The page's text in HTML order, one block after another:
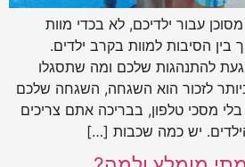
עבור ילדיכם, לא בכדי מוות
בין הסיבות למוות בקרב ילדים.
להתנהגות שלכם ומה שתסגלו
לזכור הוא השגחה, השגחה שלכם
מסכי טלפון, בבריכה אתם צריכים
יש כמה שכבות […]